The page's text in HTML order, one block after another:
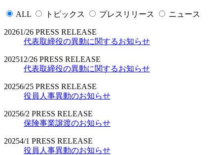
ALL トピックス プレスリリース ニュース
20261/26 PRESS RELEASE
代表取締役の異動に関するお知らせ
202512/26 PRESS RELEASE
代表取締役の異動に関するお知らせ
20256/25 PRESS RELEASE
役員人事異動のお知らせ
20256/2 PRESS RELEASE
保険事業譲渡のお知らせ
20254/1 PRESS RELEASE
役員人事異動のお知らせ